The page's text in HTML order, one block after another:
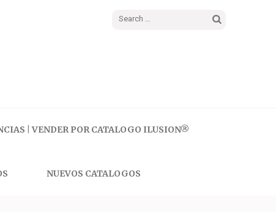
Search
| VENDER POR CATALOGO ILUSION®
NUEVOS CATALOGOS